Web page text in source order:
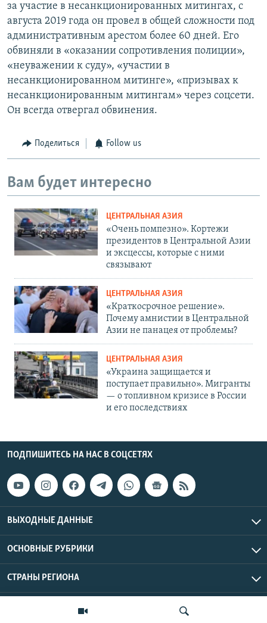
за участие в несанкционированных митингах, с
августа 2019 года он провел в общей сложности под
административным арестом более 60 дней. Его
обвиняли в «оказании сопротивления полиции»,
«неуважении к суду», «участии в
несанкционированном митинге», «призывах к
несанкционированным митингам» через соцсети.
Он всегда отвергал обвинения.
Поделиться Follow us
Вам будет интересно
ЦЕНТРАЛЬНАЯ АЗИЯ
«Очень помпезно». Кортежи
президентов в Центральной Азии
и эксцессы, которые с ними
связывают
ЦЕНТРАЛЬНАЯ АЗИЯ
«Краткосрочное решение».
Почему амнистии в Центральной
Азии не панацея от проблемы?
ЦЕНТРАЛЬНАЯ АЗИЯ
«Украина защищается и
поступает правильно». Мигранты
— о топливном кризисе в России
и его последствиях
ПОДПИШИТЕСЬ НА НАС В СОЦСЕТЯХ
ВЫХОДНЫЕ ДАННЫЕ
ОСНОВНЫЕ РУБРИКИ
СТРАНЫ РЕГИОНА
Азаттык Азия © 2026 RFE/RL, Inc. | Все права защищены.